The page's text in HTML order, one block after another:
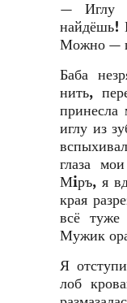
— Иглу
найдёшь!
Можно —
Баба
нить,
иглу из
глаза
Мiръ, я
края
всё туже
Мужик
Я
лоб